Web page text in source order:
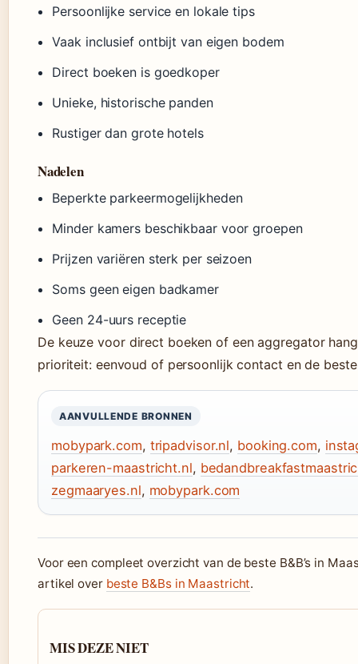
Persoonlijke service en lokale tips
Vaak inclusief ontbijt van eigen bodem
Direct boeken is goedkoper
Unieke, historische panden
Rustiger dan grote hotels
Nadelen
Beperkte parkeermogelijkheden
Minder kamers beschikbaar voor groepen
Prijzen variëren sterk per seizoen
Soms geen eigen badkamer
Geen 24-uurs receptie
De keuze voor direct boeken of een aggregator
prioriteit: eenvoud of persoonlijk contact en de
AANVULLENDE BRONNEN
mobypark.com, tripadvisor.nl, booking.com,
parkeren-maastricht.nl,
zegmaaryes.nl, mobypark.com
Voor een compleet overzicht van de beste B&B’s in
artikel over beste B&Bs in Maastricht.
MIS DEZE NIET